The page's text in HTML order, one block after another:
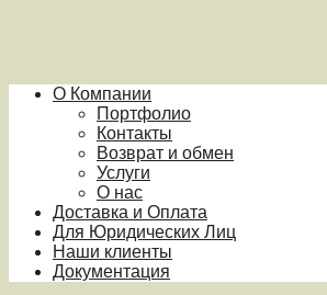
О Компании
Портфолио
Контакты
Возврат и обмен
Услуги
О нас
Доставка и Оплата
Для Юридических Лиц
Наши клиенты
Документация